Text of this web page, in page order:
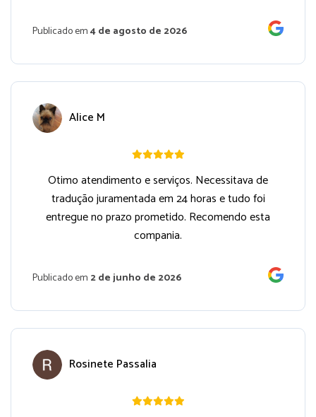
Publicado em4 de agosto de 2026
Alice M
Otimo atendimento e serviços. Necessitava de
tradução juramentada em 24 horas e tudo foi
entregue no prazo prometido. Recomendo esta
compania.
Publicado em 2 de junho de 2026
Rosinete Passalia